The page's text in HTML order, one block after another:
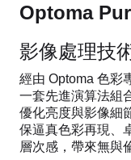
Optoma
影像處理技
經由 Optoma 色彩
一套先進演算法組
優化亮度與影像細
保逼真色彩再現、
層次感，帶來無與